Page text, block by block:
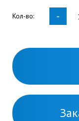
Кол-во: -